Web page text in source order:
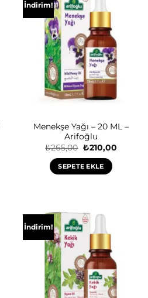
İndirim!
Menekşe Yağı – 20 ML –
Arifoğlu
₺265,00 Orijinal
₺265,00.
₺210,00Şu
SEPETE EKLE
İndirim!